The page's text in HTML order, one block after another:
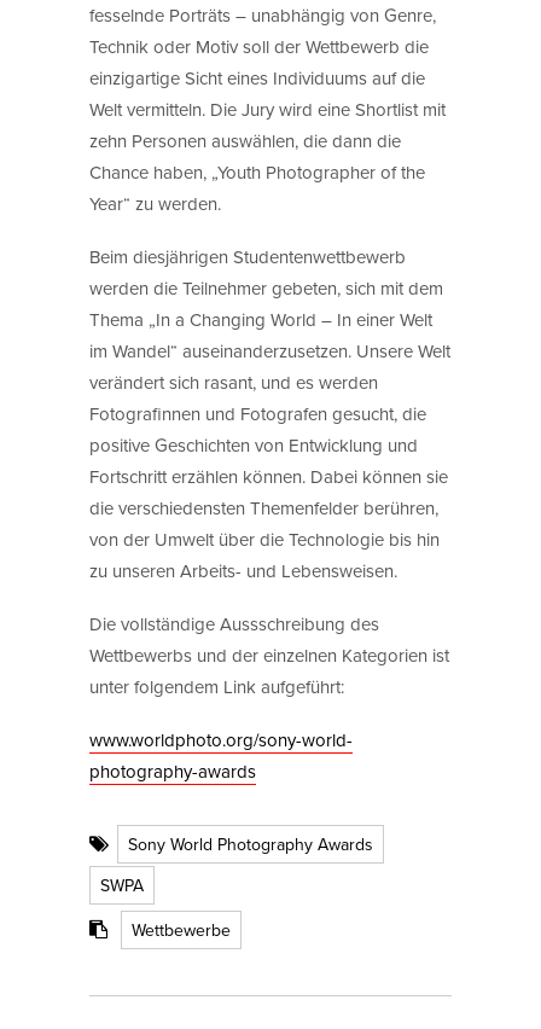
fesselnde Porträts – unabhängig von Genre,
Technik oder Motiv soll der Wettbewerb die
einzigartige Sicht eines Individuums auf die
Welt vermitteln. Die Jury wird eine Shortlist mit
zehn Personen auswählen, die dann die
Chance haben, „Youth Photographer of the
Year“ zu werden.
Beim diesjährigen Studentenwettbewerb
werden die Teilnehmer gebeten, sich mit dem
Thema „In a Changing World – In einer Welt
im Wandel“ auseinanderzusetzen. Unsere Welt
verändert sich rasant, und es werden
Fotografinnen und Fotografen gesucht, die
positive Geschichten von Entwicklung und
Fortschritt erzählen können. Dabei können sie
die verschiedensten Themenfelder berühren,
von der Umwelt über die Technologie bis hin
zu unseren Arbeits- und Lebensweisen.
Die vollständige Aussschreibung des
Wettbewerbs und der einzelnen Kategorien ist
unter folgendem Link aufgeführt:
www.worldphoto.org/sony-world-
photography-awards
Sony World Photography Awards
SWPA
Wettbewerbe